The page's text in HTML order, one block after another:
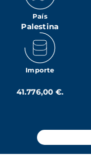
País
Palestina
Importe
41.776,00 €.